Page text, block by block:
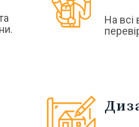
На всі